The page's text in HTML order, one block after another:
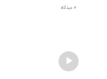
2 دیدگاه